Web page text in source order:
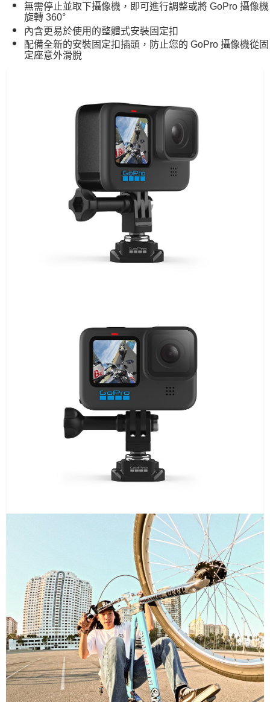
付款後7-11取貨
每筆NT$60，滿NT$599(含以上)免運費
宅配
每筆NT$100，滿NT$1,000(含以上)免運費
無需停止並取下攝像機，即可進行調整或將 GoPro 攝像機
旋轉 360°
內含更易於使用的整體式安裝固定扣
配備全新的安裝固定扣插頭，防止您的 GoPro 攝像機從固
定座意外滑脫